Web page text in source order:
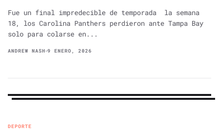
Fue un final impredecible de temporada la semana
18, los Carolina Panthers perdieron ante Tampa Bay
solo para colarse en...
ANDREW NASH 9 ENERO, 2026
DEPORTE